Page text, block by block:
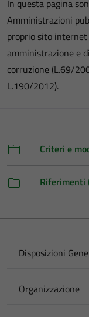
In questa pagina
Amministrazioni
proprio sito internet
amministrazione e
corruzione (L.69/
L.190/2012).
Criteri e
Riferimenti
Disposizioni
Organizzazione